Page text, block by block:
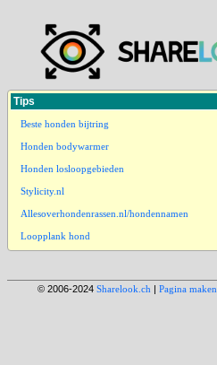
Tips
Beste honden bijtring
Honden bodywarmer
Honden losloopgebieden
Stylicity.nl
Allesoverhondenrassen.nl/hondennamen
Loopplank hond
© 2006-2024 Sharelook.ch | Pagina maken